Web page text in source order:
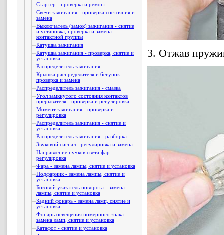
Стартер - проверка и ремонт
Свечи зажигания - проверка состояния и
замена
Выключатель (замок) зажигания - снятие
и установка, проверка и замена
контактной группы
Катушка зажигания
Катушка зажигания - проверка, снятие и
установка
Распределитель зажигания
Крышка распределителя и бегунок -
проверка и замена
Распределитель зажигания - смазка
Угол замкнутого состояния контактов
прерывателя - проверка и регулировка
Момент зажигания - проверка и
регулировка
Распределитель зажигания - снятие и
установка
Распределитель зажигания - разборка
Звуковой сигнал - регулировка и замена
Направление пучков света фар -
регулировка
Фара - замена лампы, снятие и установка
Подфарник - замена лампы, снятие и
установка
Боковой указатель поворота - замена
лампы, снятие и установка
Задний фонарь - замена ламп, снятие и
установка
Фонарь освещения номерного знака -
замена ламп, снятие и установка
Катафот - снятие и установка
3. Отжав